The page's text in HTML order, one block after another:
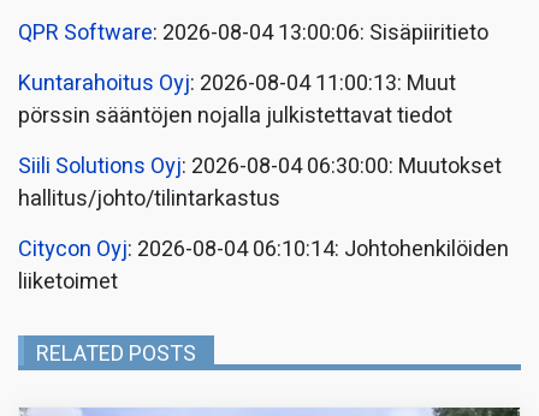
QPR Software: 2026-08-04 13:00:06: Sisäpiiritieto
Kuntarahoitus Oyj: 2026-08-04 11:00:13: Muut
pörssin sääntöjen nojalla julkistettavat tiedot
Siili Solutions Oyj: 2026-08-04 06:30:00: Muutokset
hallitus/johto/tilintarkastus
Citycon Oyj: 2026-08-04 06:10:14: Johtohenkilöiden
liiketoimet
RELATED POSTS